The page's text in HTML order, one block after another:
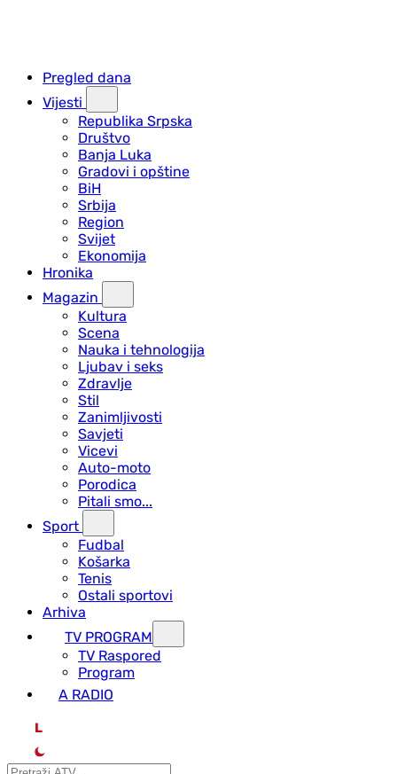
Pregled dana
Vijesti
Republika Srpska
Društvo
Banja Luka
Gradovi i opštine
BiH
Srbija
Region
Svijet
Ekonomija
Hronika
Magazin
Kultura
Scena
Nauka i tehnologija
Ljubav i seks
Zdravlje
Stil
Zanimljivosti
Savjeti
Vicevi
Auto-moto
Porodica
Pitali smo...
Sport
Fudbal
Košarka
Tenis
Ostali sportovi
Arhiva
TV PROGRAM
ТV Raspored
Program
A RADIO
L